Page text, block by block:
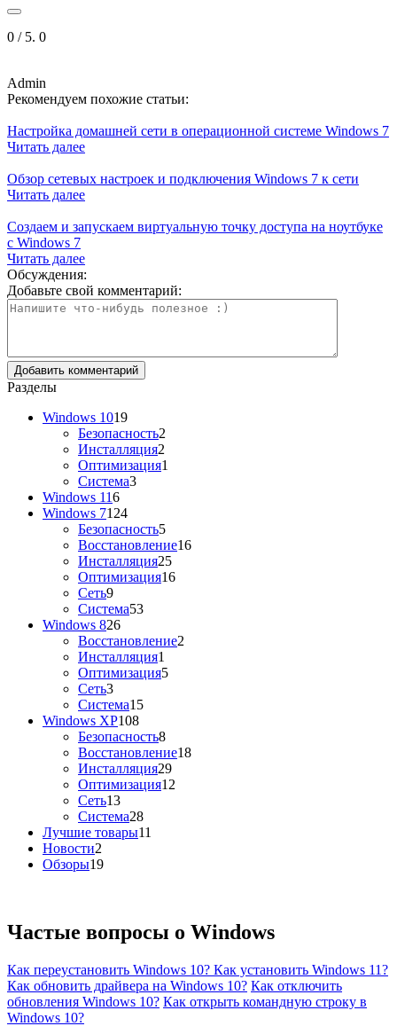
0 / 5. 0
Admin
Рекомендуем похожие статьи:
Настройка домашней сети в операционной системе Windows 7
Читать далее
Обзор сетевых настроек и подключения Windows 7 к сети
Читать далее
Создаем и запускаем виртуальную точку доступа на ноутбуке
с Windows 7
Читать далее
Обсуждения:
Добавьте свой комментарий:
Разделы
Windows 1019
Безопасность2
Инсталляция2
Оптимизация1
Система3
Windows 116
Windows 7124
Безопасность5
Восстановление16
Инсталляция25
Оптимизация16
Сеть9
Система53
Windows 826
Восстановление2
Инсталляция1
Оптимизация5
Сеть3
Система15
Windows XP108
Безопасность8
Восстановление18
Инсталляция29
Оптимизация12
Сеть13
Система28
Лучшие товары11
Новости2
Обзоры19
Частые вопросы о Windows
Как переустановить Windows 10? Как установить Windows 11?
Как обновить драйвера на Windows 10? Как отключить
обновления Windows 10? Как открыть командную строку в
Windows 10?